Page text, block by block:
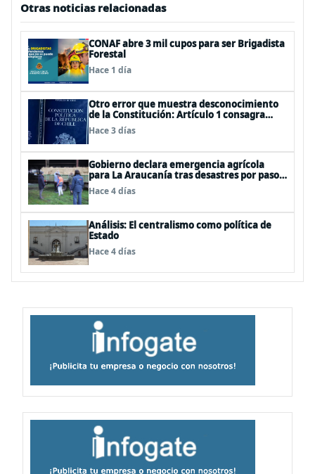
Otras noticias relacionadas
CONAF abre 3 mil cupos para ser Brigadista
Forestal
Hace 1 día
Otro error que muestra desconocimiento
de la Constitución: Artículo 1 consagra
resguardar la seguridad nacional y
proteger a los ciudadanos
Hace 3 días
Gobierno declara emergencia agrícola
para La Araucanía tras desastres por pasos
de sistemas frontales
Hace 4 días
Análisis: El centralismo como política de
Estado
Hace 4 días